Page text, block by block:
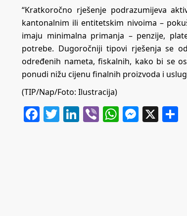
“Kratkoročno rješenje podrazumijeva
kantonalnim ili entitetskim nivoima –
imaju minimalna primanja – penzije,
potrebe. Dugoročniji tipovi rješenja se
određenih nameta, fiskalnih, kako bi se
ponudi nižu cijenu finalnih proizvoda i
(TIP/Nap/Foto: Ilustracija)
Facebook
Twitter
LinkedIn
ViberWhatsApp
X